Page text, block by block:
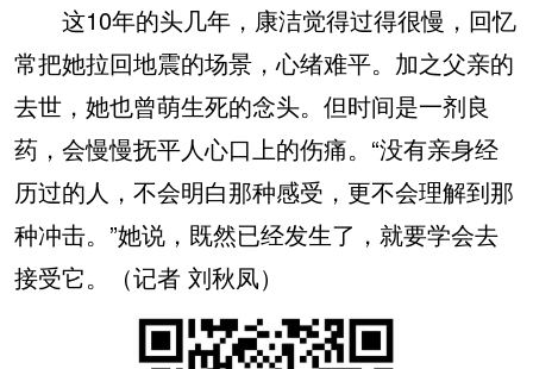
这10年的头几年，康洁觉得过得很慢，回忆
常把她拉回地震的场景，心绪难平。加之父亲的
去世，她也曾萌生死的念头。但时间是一剂良
药，会慢慢抚平人心口上的伤痛。“没有亲身经
历过的人，不会明白那种感受，更不会理解到那
种冲击。”她说，既然已经发生了，就要学会去
接受它。（记者 刘秋凤）